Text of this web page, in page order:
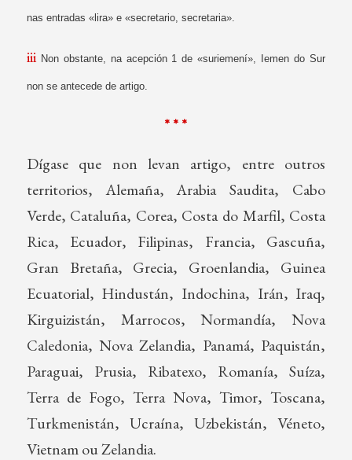
nas entradas «lira» e «secretario, secretaria».
iii Non obstante, na acepción 1 de «suriemení», Iemen do Sur
non se antecede de artigo.
* * *
Dígase que non levan artigo, entre outros
territorios, Alemaña, Arabia Saudita, Cabo
Verde, Cataluña, Corea, Costa do Marfil, Costa
Rica, Ecuador, Filipinas, Francia, Gascuña,
Gran Bretaña, Grecia, Groenlandia, Guinea
Ecuatorial, Hindustán, Indochina, Irán, Iraq,
Kirguizistán, Marrocos, Normandía, Nova
Caledonia, Nova Zelandia, Panamá, Paquistán,
Paraguai, Prusia, Ribatexo, Romanía, Suíza,
Terra de Fogo, Terra Nova, Timor, Toscana,
Turkmenistán, Ucraína, Uzbekistán, Véneto,
Vietnam ou Zelandia.